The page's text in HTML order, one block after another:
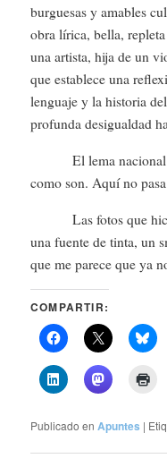
burguesas y amables
obra lírica, bella,
una artista, hija de un
que establece una
lenguaje y la historia
profunda desigualdad
El lema
como son. Aquí no
Las fotos que
una fuente de tinta, un
que me parece que ya
COMPARTIR:
Publicado en Apuntes |